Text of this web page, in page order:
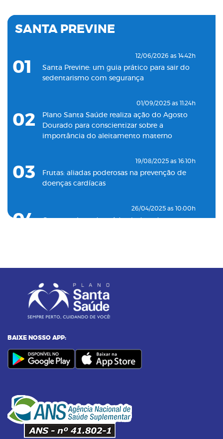
Clínica Santa Saúde inaugurará unidade no
município de Guarujá
Santa Saúde Consultas inaugura nova
unidade de coleta laboratorial em conjunto
com o Plano Santa Casa Saúde
SANTA PREVINE
01
12/06/2026 as 14:42h
Santa Previne: um guia prático para sair do
sedentarismo com segurança
02
01/09/2025 as 11:24h
Plano Santa Saúde realiza ação do Agosto
Dourado para conscientizar sobre a
importância do aleitamento materno
03
19/08/2025 as 16:10h
Frutas: aliadas poderosas na prevenção de
doenças cardíacas
04
26/04/2025 as 10:00h
05
Entenda o por que a pressão 12 por 8 passou
06
Alimentos termogênicos: conheça quais são
07 23/09/2023 as 14:00h
Yoga: conheça 6 benefícios dessa prática
08
Pilates na terceira idade: conheça os
benefícios dessa prática
BAIXE NOSSO APP: